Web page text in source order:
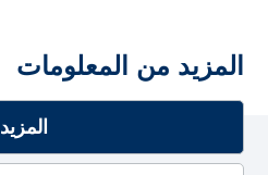
المزيد من المعلومات
المزيد